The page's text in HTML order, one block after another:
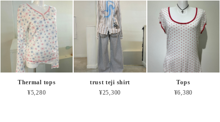
Thermal tops
¥5,280
trust teji shirt
¥25,300
Tops
¥6,380